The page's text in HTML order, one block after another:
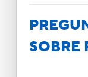
SOBRE